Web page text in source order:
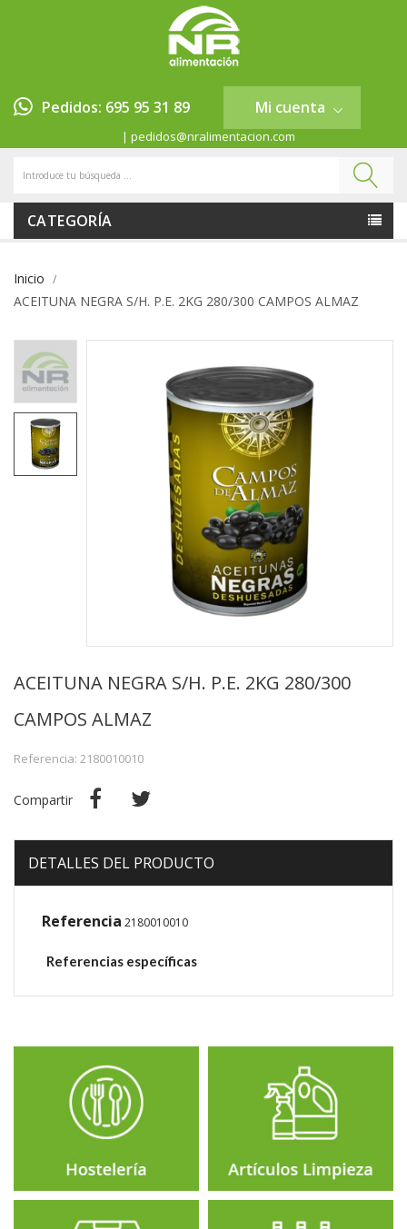
Mi cuenta
Pedidos: 695 95 31 89
| pedidos@nralimentacion.com
CATEGORÍA
Inicio
ACEITUNA NEGRA S/H. P.E. 2KG 280/300 CAMPOS ALMAZ
ACEITUNA NEGRA S/H. P.E. 2KG 280/300
CAMPOS ALMAZ
Referencia: 2180010010
Compartir
DETALLES DEL PRODUCTO
Referencia 2180010010
Referencias específicas